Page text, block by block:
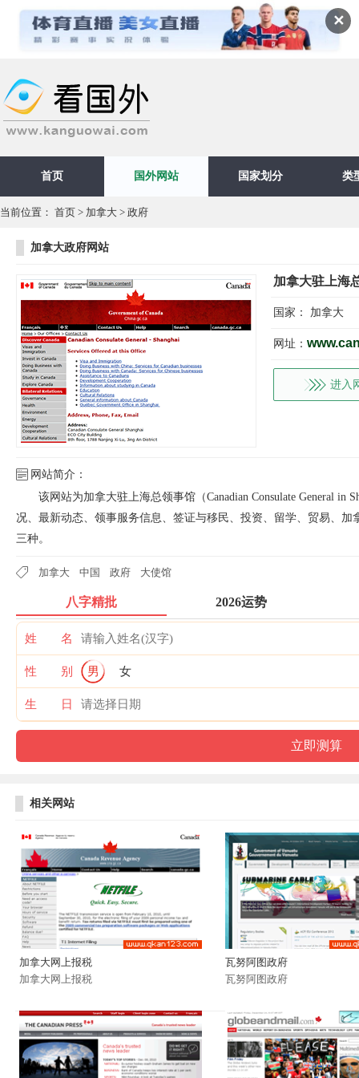
✕
首页 国外网站 国家划分 类
当前位置： 首页 > 加拿大 > 政府
加拿大政府网站
加拿大驻上海
国家： 加拿大
网址：
进入
网站简介：
该网站为加拿大驻上海总领事馆（Canadian Consulate General in
况、最新动态、领事服务信息、签证与移民、投资、留学、贸易、
三种。
加拿大 中国 政府 大使馆
八字精批 2026运势
姓 名
性 别 男 女
生 日
相关网站
加拿大网上报税
加拿大网上报税
瓦努阿图政府
瓦努阿图政府